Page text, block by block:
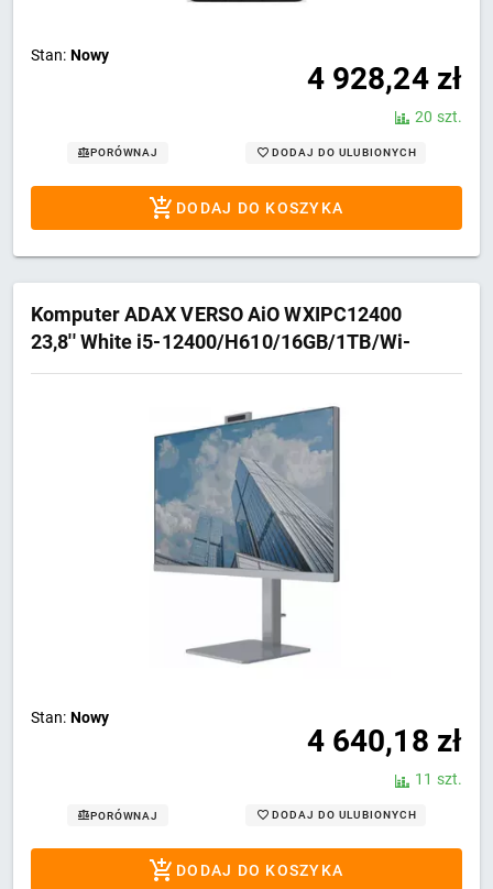
Stan: Nowy
4 928,24 zł
20 szt.
PORÓWNAJ DODAJ DO ULUBIONYCH
DODAJ DO KOSZYKA
Komputer ADAX VERSO AiO WXIPC12400
23,8'' White i5-12400/H610/16GB/1TB/Wi-
Fi/BT/W11Pro
Stan: Nowy
4 640,18 zł
11 szt.
PORÓWNAJ DODAJ DO ULUBIONYCH
DODAJ DO KOSZYKA